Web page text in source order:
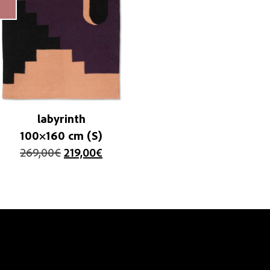
labyrinth
100×160 cm (S)
269,00€ 219,00€